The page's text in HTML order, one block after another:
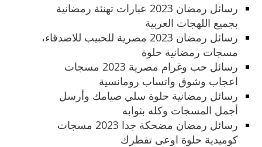
رسائل رمضان 2023 عبارات تهنئة رمضانية
بجميع اللهجات العربية
رسائل رمضان 2023 مصرية للحبيب للاصدقاء،
مسجات رمضانية حلوة
رسائل حب وغرام مصرية 2023 مسجات
اعجاب وشوق واتساب رومانسية
رسائل رمضانية حلوة سلي صيامك وأرسل
أجمل المسجات وكله بثوابه
رسائل رمضان مضحكة جدا 2023 مسجات
كوميدية حلوة اوعى تفطرك